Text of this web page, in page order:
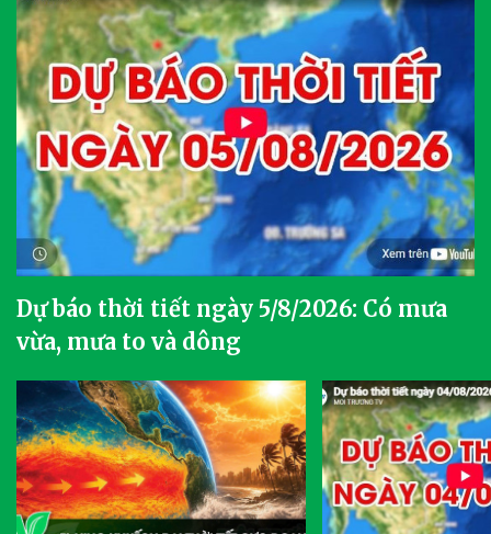
Dự báo thời tiết ngày 5/8/2026: Có mưa
vừa, mưa to và dông